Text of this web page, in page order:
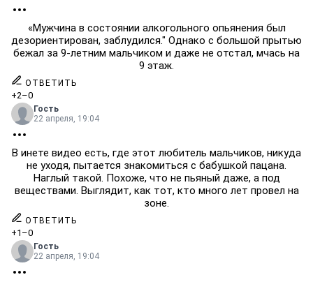
«Мужчина в состоянии алкогольного опьянения был
дезориентирован, заблудился." Однако с большой прытью
бежал за 9-летним мальчиком и даже не отстал, мчась на
9 этаж.
ОТВЕТИТЬ
+2–0
Гость
22 апреля, 19:04
В инете видео есть, где этот любитель мальчиков, никуда
не уходя, пытается знакомиться с бабушкой пацана.
Наглый такой. Похоже, что не пьяный даже, а под
веществами. Выглядит, как тот, кто много лет провел на
зоне.
ОТВЕТИТЬ
+1 –0
Гость
22 апреля, 19:04